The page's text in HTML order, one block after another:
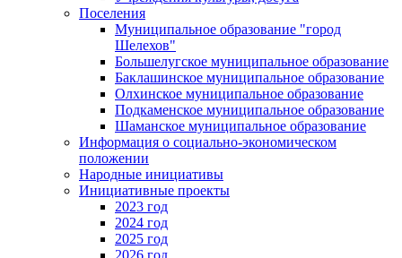
Поселения
Муниципальное образование "город
Шелехов"
Большелугское муниципальное образование
Баклашинское муниципальное образование
Олхинское муниципальное образование
Подкаменское муниципальное образование
Шаманское муниципальное образование
Информация о социально-экономическом
положении
Народные инициативы
Инициативные проекты
2023 год
2024 год
2025 год
2026 год